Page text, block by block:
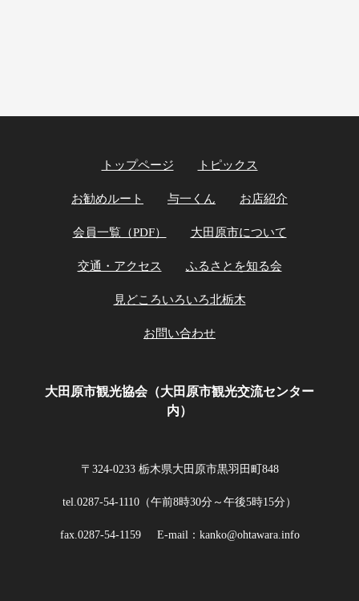
トップページ トピックス
お勧めルート 与一くん お店紹介
会員一覧（PDF） 大田原市について
交通・アクセス ふるさとを知る会
見どころいろいろ北栃木
お問い合わせ
大田原市観光協会（大田原市観光交流センター
内）
〒324-0233 栃木県大田原市黒羽田町848
tel.0287-54-1110（午前8時30分～午後5時15分）
fax.0287-54-1159 E-mail：kanko@ohtawara.info